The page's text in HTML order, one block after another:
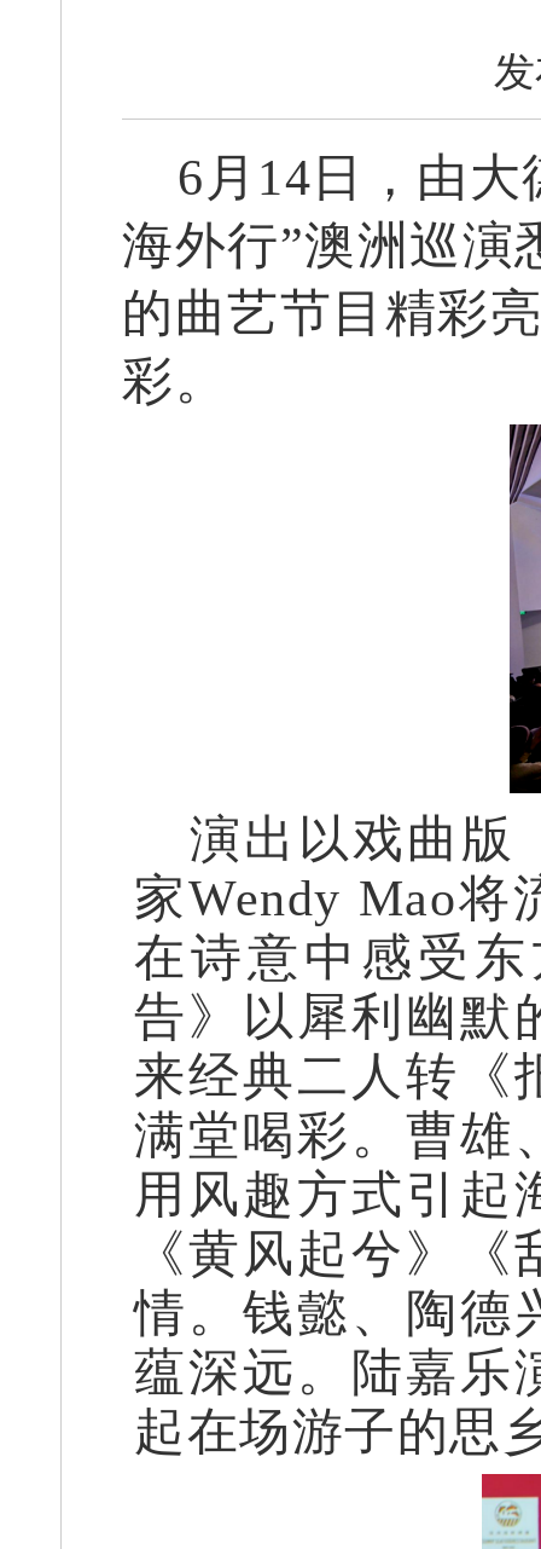
6 月 14 日，由
海外行”澳洲巡演
的曲艺节目精彩
彩。
演出以戏曲版
家Wendy Mao
在诗意中感受
告》以犀利幽默
来经典二人转《
满堂喝彩。曹雄
用风趣方式引起
《黄风起兮》
情。钱懿、陶德
蕴深远。陆嘉乐
起在场游子的思